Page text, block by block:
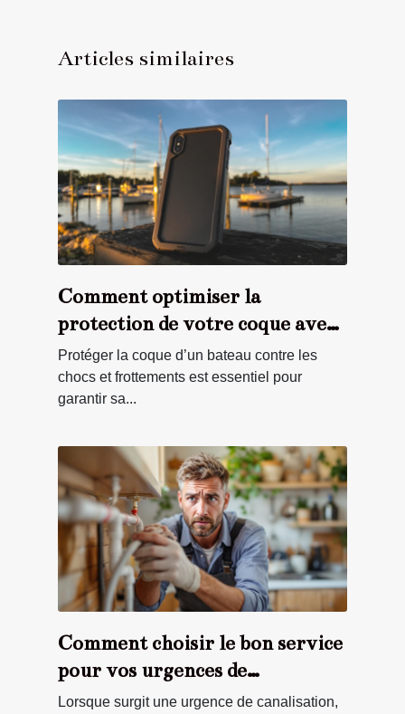
Articles similaires
Comment optimiser la
protection de votre coque avec
des pare-battages adaptés ?
Protéger la coque d’un bateau contre les
chocs et frottements est essentiel pour
garantir sa...
Comment choisir le bon service
pour vos urgences de
canalisation ?
Lorsque surgit une urgence de canalisation,